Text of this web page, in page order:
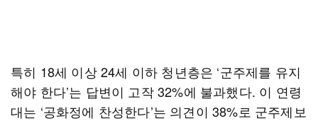
특히 18세 이상 24세 이하 청년층은 ‘군주제를 유지
해야 한다’는 답변이 고작 32%에 불과했다. 이 연령
대는 ‘공화정에 찬성한다’는 의견이 38%로 군주제보